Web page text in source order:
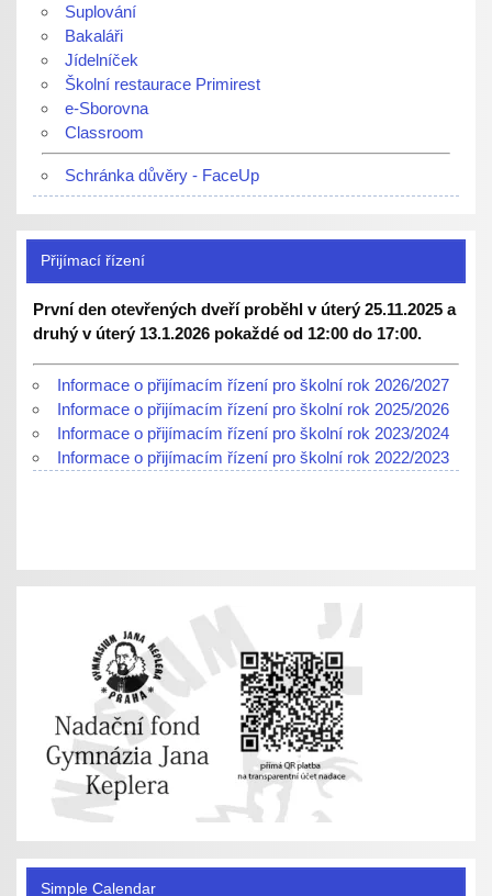
Suplování
Bakaláři
Jídelníček
Školní restaurace Primirest
e-Sborovna
Classroom
Schránka důvěry - FaceUp
Přijímací řízení
První den otevřených dveří proběhl v úterý 25.11.2025 a
druhý v úterý 13.1.2026 pokaždé od 12:00 do 17:00.
Informace o přijímacím řízení pro školní rok 2026/2027
Informace o přijímacím řízení pro školní rok 2025/2026
Informace o přijímacím řízení pro školní rok 2023/2024
Informace o přijímacím řízení pro školní rok 2022/2023
Simple Calendar